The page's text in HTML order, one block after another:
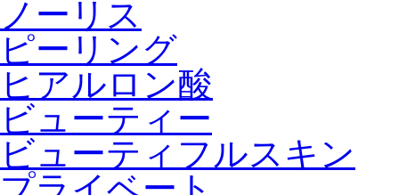
ノーリス
ピーリング
ヒアルロン酸
ビューティー
ビューティフルスキン